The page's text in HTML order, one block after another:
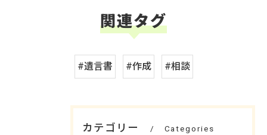
関連タグ
#遺言書 #作成 #相談
カテゴリー Categories